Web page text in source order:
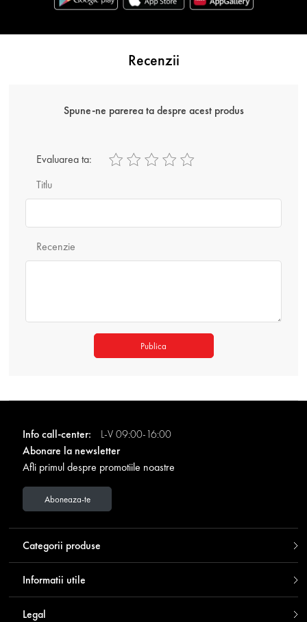
Recenzii
Spune-ne parerea ta despre acest produs
Titlu
Evaluarea ta:
Recenzie
Publica
Info call-center:
L-V 09:00-16:00
Abonare la newsletter
Afli primul despre promotiile noastre
Aboneaza-te
Categorii produse
Informatii utile
Legal